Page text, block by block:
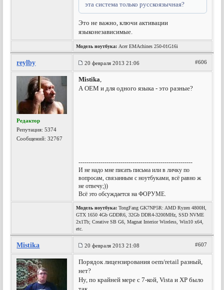
эта система только русскоязычная?
Это не важно, ключи активации
языконезависимые.
Модель ноутбука: Acer EMAchines 250-01G16i
reylby 20 февраля 2013 21:06 #606
Редактор
Репутация:5374
Сообщений: 32767
Mistika,
А OEM и для одного языка - это разные?
---------------------------------------------------------
И не надо мне писать письма или в личку по
вопросам, связанным с ноутбуками, всё равно ж
не отвечу;))
Всё это обсуждается на ФОРУМЕ.
Модель ноутбука: TongFang GK7NP5R: AMD Ryzen 4800H,
GTX 1650 4Gb GDDR6, 32Gb DDR4-3200MHz, SSD NVME
2x1Tb; Creative SB G6, Magnat Interior Wireless, Win10 x64,
etc.
Mistika 20 февраля 2013 21:08 #607
Порядок лицензирования oem/retail разный,
нет?
Ну, по крайней мере с 7-кой, Vista и XP было